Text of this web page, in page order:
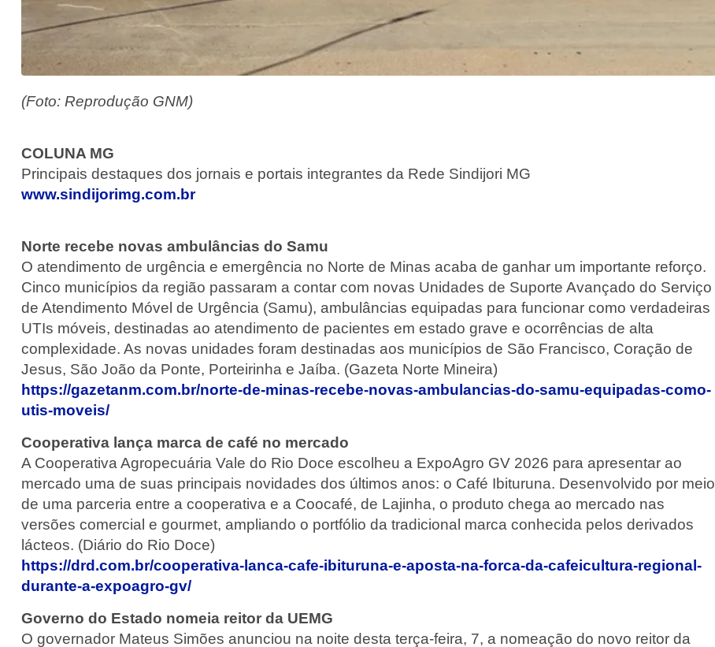
(Foto: Reprodução GNM)
COLUNA MG
Principais destaques dos jornais e portais integrantes da Rede Sindijori MG
www.sindijorimg.com.br
Norte recebe novas ambulâncias do Samu
O atendimento de urgência e emergência no Norte de Minas acaba de ganhar um importante reforço.
Cinco municípios da região passaram a contar com novas Unidades de Suporte Avançado do Serviço
de Atendimento Móvel de Urgência (Samu), ambulâncias equipadas para funcionar como verdadeiras
UTIs móveis, destinadas ao atendimento de pacientes em estado grave e ocorrências de alta
complexidade. As novas unidades foram destinadas aos municípios de São Francisco, Coração de
Jesus, São João da Ponte, Porteirinha e Jaíba. (Gazeta Norte Mineira)
https://gazetanm.com.br/norte-de-minas-recebe-novas-ambulancias-do-samu-equipadas-como-
utis-moveis/
Cooperativa lança marca de café no mercado
A Cooperativa Agropecuária Vale do Rio Doce escolheu a ExpoAgro GV 2026 para apresentar ao
mercado uma de suas principais novidades dos últimos anos: o Café Ibituruna. Desenvolvido por meio
de uma parceria entre a cooperativa e a Coocafé, de Lajinha, o produto chega ao mercado nas
versões comercial e gourmet, ampliando o portfólio da tradicional marca conhecida pelos derivados
lácteos. (Diário do Rio Doce)
https://drd.com.br/cooperativa-lanca-cafe-ibituruna-e-aposta-na-forca-da-cafeicultura-regional-
durante-a-expoagro-gv/
Governo do Estado nomeia reitor da UEMG
O governador Mateus Simões anunciou na noite desta terça-feira, 7, a nomeação do novo reitor da